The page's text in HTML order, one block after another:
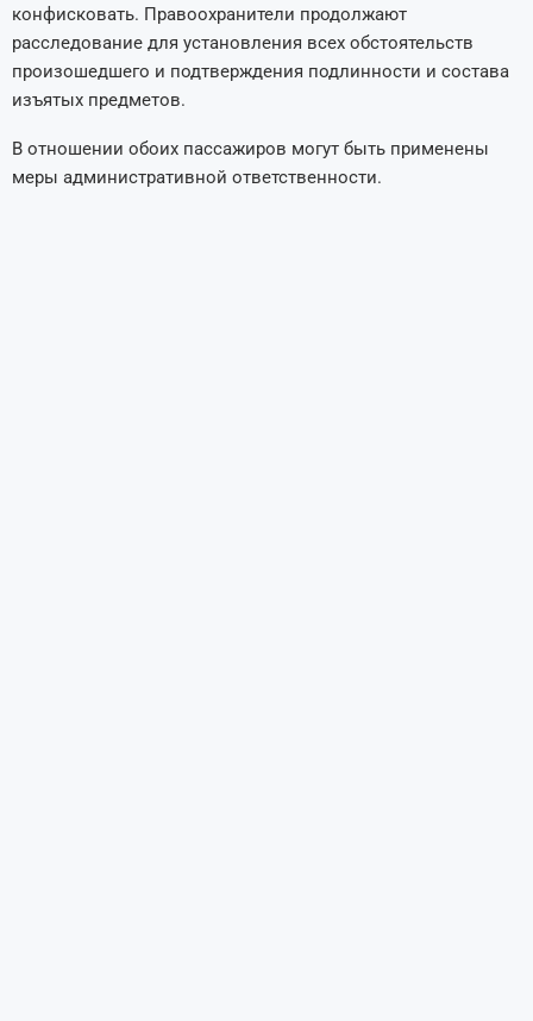
конфисковать. Правоохранители продолжают
расследование для установления всех обстоятельств
произошедшего и подтверждения подлинности и состава
изъятых предметов.
В отношении обоих пассажиров могут быть применены
меры административной ответственности.